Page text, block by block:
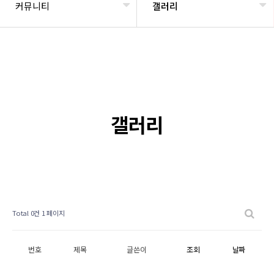
커뮤니티 갤러리
갤러리
Total 0건 1 페이지
번호 제목 글쓴이 조회 날짜